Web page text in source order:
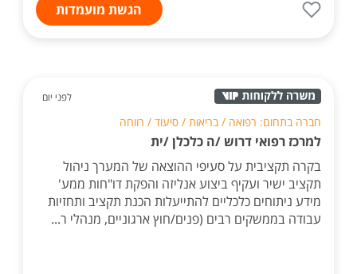
הגשת מועמדות
לפני יום
חברה בתחום: רפואה / בריאות / סיעוד / רווחה
למרכז רפואי דרוש /ה כלכלן /ית
בקרה תקציבית על סעיפי ההוצאה של המערך ניהול
תקציב ישיר ועקיף ביצוע אנליזה והפקת דו"חות ממע'
מידע ניתוחים כלכליים להתייעלות הכנת תקציב ותחזיות
עבודה בממשקים רבים (פנים/חוץ ארגוניים, מנהלי ר...